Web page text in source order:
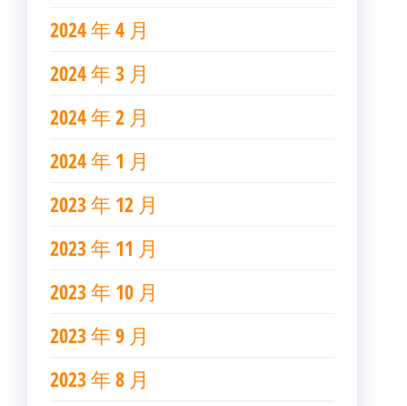
2024 年 4 月
2024 年 3 月
2024 年 2 月
2024 年 1 月
2023 年 12 月
2023 年 11 月
2023 年 10 月
2023 年 9 月
2023 年 8 月